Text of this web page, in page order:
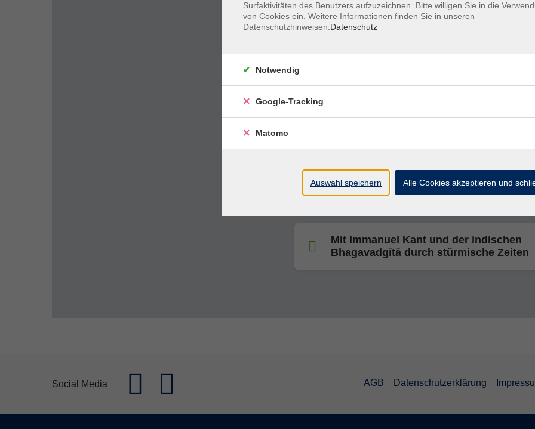
Wie Maschinen denken lernen - Eine
in die Welt der KI
Authentizität: Wie 'echt' kann das Ich
Mit Immanuel Kant und der indischen
Bhagavadgītā durch stürmische Zeiten
Social Media AGB Datenschutzerklärung
Surfaktivitäten des Benutzers aufzuzeichnen. Bitte willigen Sie in die
von Cookies ein. Weitere Informationen finden Sie in unseren
Datenschutzhinweisen. Datenschutz
Notwendig
Google-Tracking
Matomo
Auswahl speichern Alle Cookies akzeptieren und